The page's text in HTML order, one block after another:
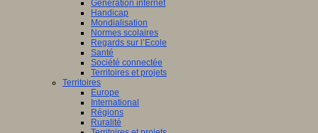
Génération internet
Handicap
Mondialisation
Normes scolaires
Regards sur l’Ecole
Santé
Société connectée
Territoires et projets
Territoires
Europe
International
Régions
Ruralité